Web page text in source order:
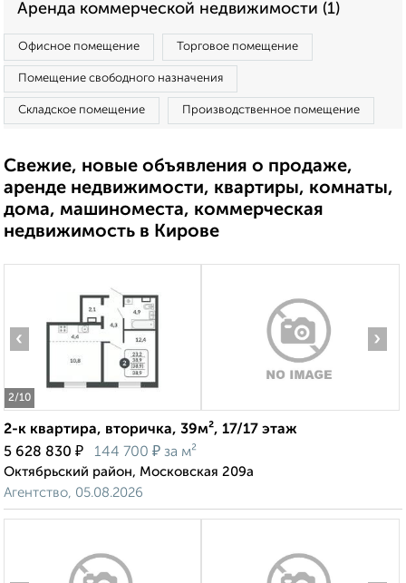
Аренда коммерческой недвижимости (1)
Офисное помещение Торговое помещение
Помещение свободного назначения
Складское помещение Производственное помещение
Свежие, новые объявления о продаже,
аренде недвижимости, квартиры, комнаты,
дома, машиноместа, коммерческая
недвижимость в Кирове
2/10
‹ ›
2-к квартира, вторичка, 39м², 17/17 этаж
5 628 830 ₽ 144 700 ₽ за м²
Октябрьский район, Московская 209а
Агентство, 05.08.2026